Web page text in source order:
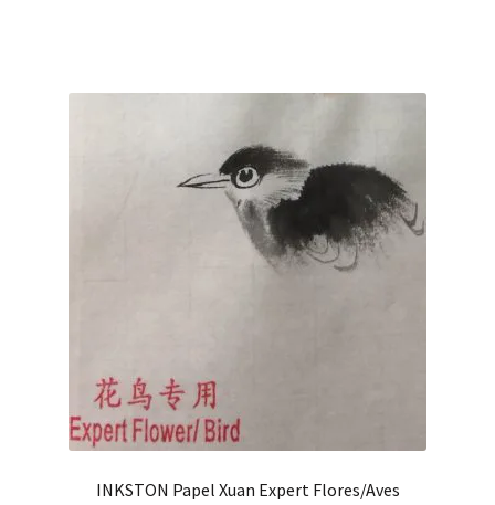
INKSTON Papel Xuan Expert Flores/Aves